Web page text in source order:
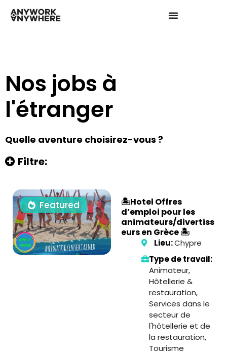
Nos jobs à
l'étranger
Quelle aventure choisirez-vous ?
Filtre:
Featured
🏝️Hotel Offres
d’emploi pour les
animateurs/divertiss
eurs en Grèce 🏝️
Lieu:Chypre
Type de travail:
Animateur,
Hôtellerie &
restauration,
Services dans le
secteur de
l'hôtellerie et de
la restauration,
Tourisme